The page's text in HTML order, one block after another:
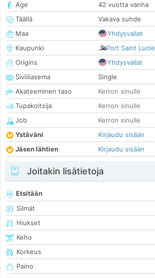
Age
42 vuotta vanha
Täällä
Vakava suhde
Maa
Yhdysvallat
Kaupunki
Port Saint Lucie
Origins
Yhdysvallat
Siviiliasema
Single
Akateeminen taso
Kerron sinulle
Tupakoitsija
Kerron sinulle
Job
Kerron sinulle
Ystäväni
Kirjaudu sisään
Jäsen lähtien
Kirjaudu sisään
Joitakin lisätietoja
Etsitään
Silmät
Hiukset
Keho
Korkeus
Paino